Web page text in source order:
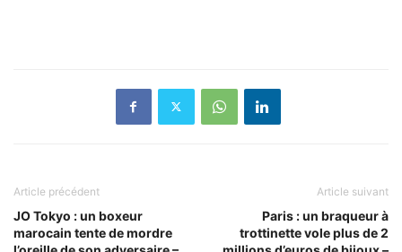
Article précédent
JO Tokyo : un boxeur
marocain tente de mordre
Article suivant
Paris : un braqueur à
trottinette vole plus de 2